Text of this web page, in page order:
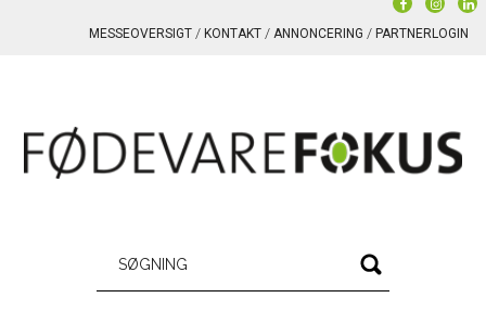
MESSEOVERSIGT KONTAKT ANNONCERING PARTNERLOGIN